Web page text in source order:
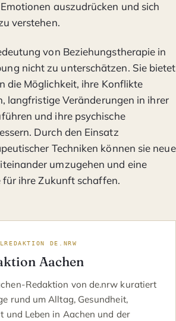
auszudrücken und sich
verstehen.
von Beziehungstherapie in
nicht zu unterschätzen. Sie bietet
die Möglichkeit, ihre Konflikte
langfristige Veränderungen in ihrer
und ihre psychische
Durch den Einsatz
Techniken können sie neue
umzugehen und eine
ihre Zukunft schaffen.
DE.NRW
Aachen
Redaktion von de.nrw kuratiert
rund um Alltag, Gesundheit,
und Leben in Aachen und der